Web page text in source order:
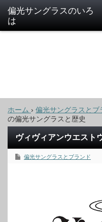
偏光サングラスのいろ
は
ホーム › 偏光サングラスとブ
の偏光サングラスと歴史
ヴィヴィアンウエスト
偏光サングラスとブランド